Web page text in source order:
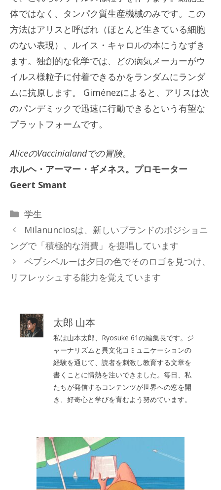
体ではなく、タンパク質生産機械のみです。この
方法はアリスと呼ばれ（ほとんど生きている細胞
のない表現）、ルイス・キャロルの本にうなずき
ます。独創的な化学では、どの病気メーカーがウ
イルス様粒子に付着できるかをランダムにランダ
ムに抗原します。 Giménezによると、アリスは次
のパンデミックで迅速に行動できるという有望な
プラットフォームです。
AliceのVaccinialandでの冒険。
ホルヘ・アーマー・ギメネス。プロモーター
Geert Smant
カ
テ
リ
ー
学生
Milanunciosは、新しいブランドのポジショニ
ングで「積極的な消費」を提唱しています
ペプシペルーは夕日の色でそのロゴを見つけ、
リフレッシュする能力を覚えています
太郎 山本
私は山本太郎、Ryosuke 61の編集長です。ジ
ャーナリズムと異文化コミュニケーションの
経験を通じて、読者を刺激し教育する文章を
書くことに情熱を注いできました。毎日、私
たちが発信するコンテンツが世界への窓を開
き、好奇心と学びを育むよう努めています。